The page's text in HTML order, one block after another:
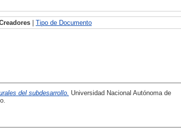
| Tipo de Documento
del subdesarrollo. Universidad Nacional Autónoma de